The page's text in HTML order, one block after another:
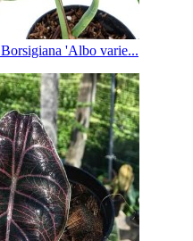
'Albo varie...